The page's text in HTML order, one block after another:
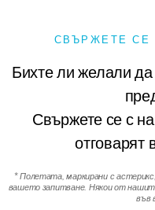
СВЪРЖЕТЕ СЕ
Бихте ли желали
Свържете се с
отговарят
* Полетата, маркирани с
вашето запитване. Някои от
във